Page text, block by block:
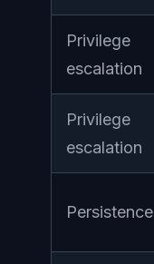
Privilege
escalation
Privilege
escalation
Persistence